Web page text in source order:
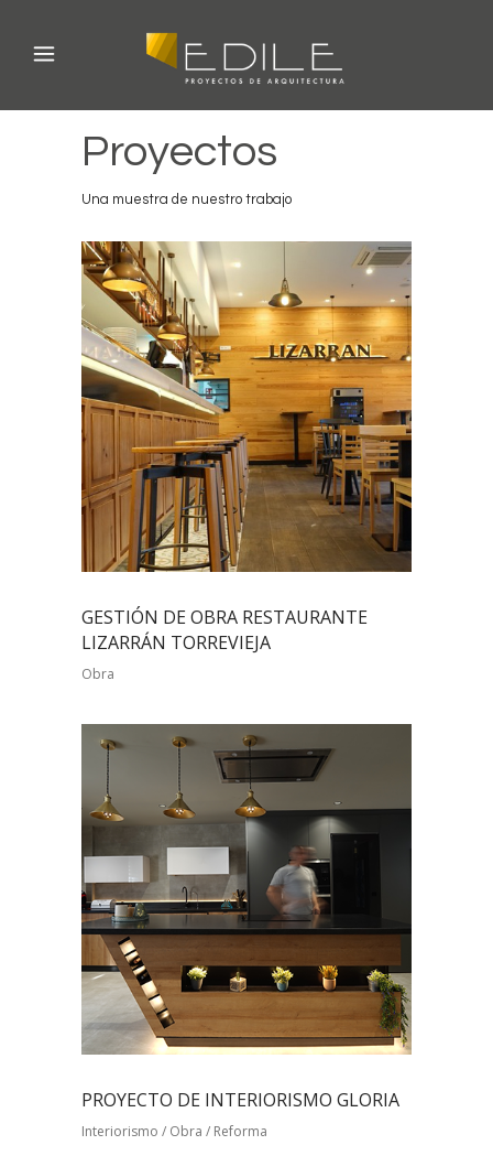
Proyectos
Una muestra de nuestro trabajo
GESTIÓN DE OBRA RESTAURANTE
LIZARRÁN TORREVIEJA
Obra
PROYECTO DE INTERIORISMO GLORIA
Interiorismo / Obra / Reforma